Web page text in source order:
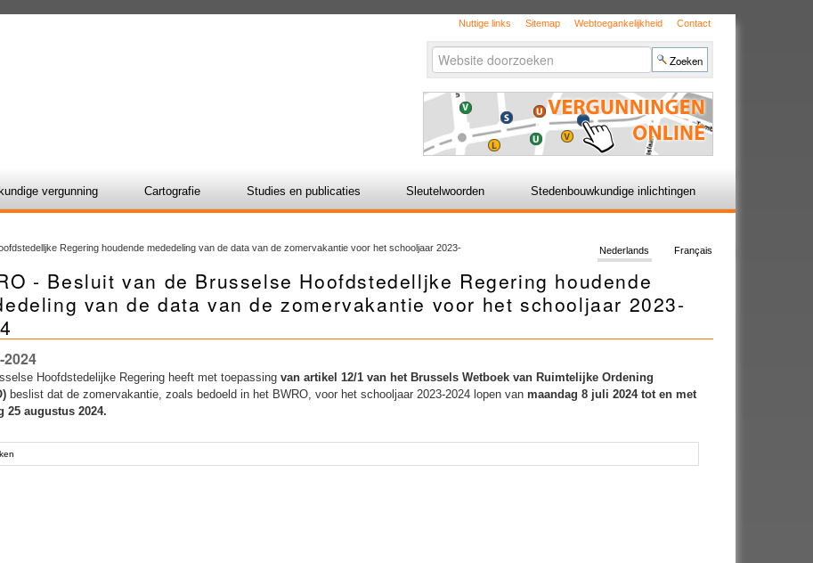
Nuttige links Sitemap Webtoegankelijkheid Contact
Zoek
zoeken...
vergunning Cartografie Studies en publicaties Sleutelwoorden Stedenbouwkundige inlichtingen
Regering houdende mededeling van de data van de zomervakantie voor het schooljaar 2023-
Français
Nederlands
- Besluit van de Brusselse Hoofdstedelljke Regering houdende
van de data van de zomervakantie voor het schooljaar 2023-
2024
Hoofdstedelijke Regering heeft met toepassingvan artikel 12/1 van het Brussels Wetboek van Ruimtelijke Ordening
beslist dat de zomervakantie, zoals bedoeld in het BWRO, voor het schooljaar 2023-2024 lopen van maandag 8 juli 2024 tot en met
25 augustus 2024.